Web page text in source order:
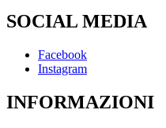
SOCIAL MEDIA
Facebook
Instagram
INFORMAZIONI